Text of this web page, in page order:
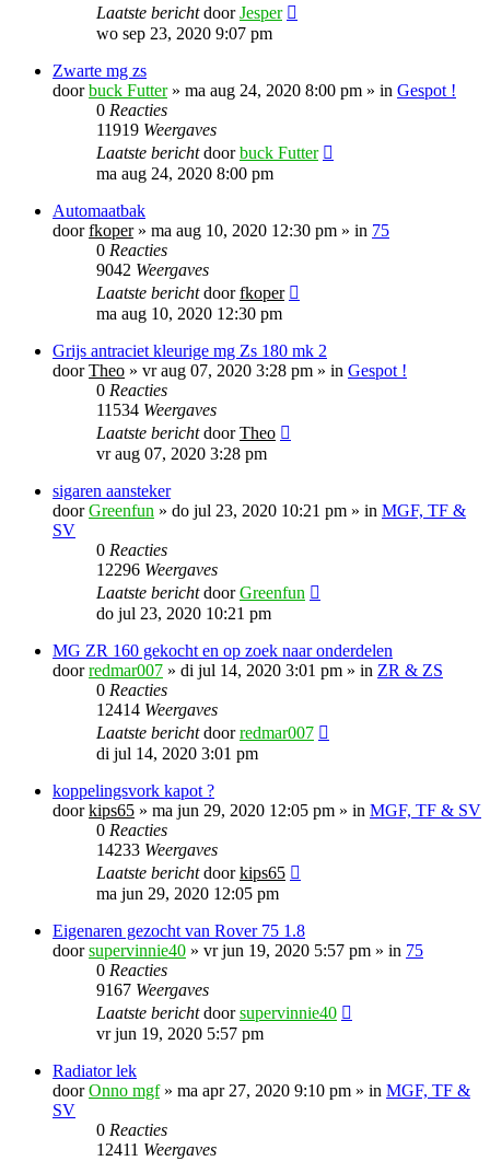
Laatste berichtdoorJesper
wo sep 23, 2020 9:07 pm
Zwarte mg zs
doorbuck Futter» ma aug 24, 2020 8:00 pm » in Gespot !
0 Reacties
11919 Weergaves
Laatste berichtdoorbuck Futter
ma aug 24, 2020 8:00 pm
Automaatbak
doorfkoper» ma aug 10, 2020 12:30 pm » in 75
0 Reacties
9042 Weergaves
Laatste berichtdoorfkoper
ma aug 10, 2020 12:30 pm
Grijs antraciet kleurige mg Zs 180 mk 2
doorTheo » vr aug 07, 2020 3:28 pm » in Gespot !
0 Reacties
11534 Weergaves
Laatste berichtdoorTheo
vr aug 07, 2020 3:28 pm
sigaren aansteker
doorGreenfun » do jul 23, 2020 10:21 pm » in MGF, TF &
SV
0 Reacties
12296 Weergaves
Laatste berichtdoorGreenfun
do jul 23, 2020 10:21 pm
MG ZR 160 gekocht en op zoek naar onderdelen
doorredmar007 » di jul 14, 2020 3:01 pm » in ZR & ZS
0 Reacties
12414 Weergaves
Laatste berichtdoorredmar007
di jul 14, 2020 3:01 pm
koppelingsvork kapot ?
doorkips65 » ma jun 29, 2020 12:05 pm » in MGF, TF & SV
0 Reacties
14233 Weergaves
Laatste berichtdoorkips65
ma jun 29, 2020 12:05 pm
Eigenaren gezocht van Rover 75 1.8
doorsupervinnie40 » vr jun 19, 2020 5:57 pm » in 75
0 Reacties
9167 Weergaves
Laatste berichtdoorsupervinnie40
vr jun 19, 2020 5:57 pm
Radiator lek
doorOnno mgf» ma apr 27, 2020 9:10 pm » in MGF, TF &
SV
0 Reacties
12411 Weergaves